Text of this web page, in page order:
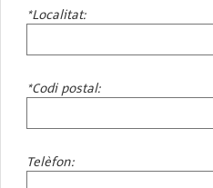
*Localitat:
*Codi postal:
Telèfon: